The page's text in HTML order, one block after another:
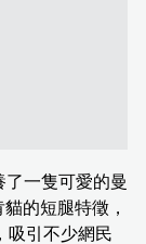
了一隻可愛的曼
的短腿特徵，
吸引不少網民